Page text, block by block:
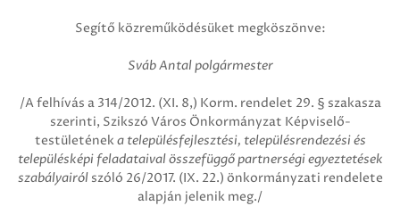
Segítő közreműködésüket megköszönve:
Sváb Antal polgármester
/A felhívás a 314/2012. (XI. 8,) Korm. rendelet 29. § szakasza
szerinti, Szikszó Város Önkormányzat Képviselő-
testületéneka településfejlesztési, településrendezési és
településképi feladataival összefüggő partnerségi egyeztetések
szabályairólszóló 26/2017. (IX. 22.) önkormányzati rendelete
alapján jelenik meg./